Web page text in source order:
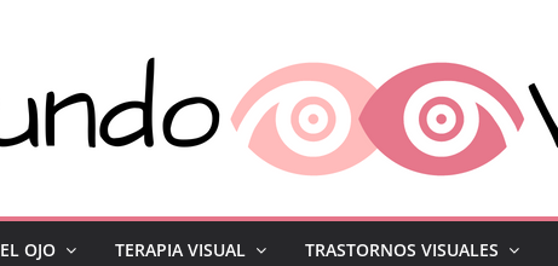
EL OJO TERAPIA VISUAL TRASTORNOS VISUALES